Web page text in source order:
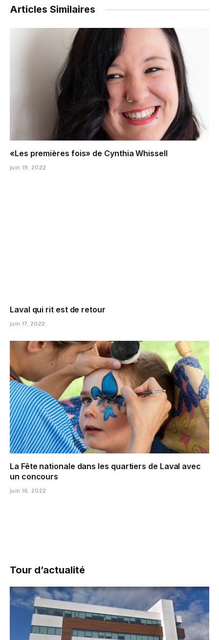
Articles Similaires
«Les premières fois» de Cynthia Whissell
juin 19, 2022
Laval qui rit est de retour
juin 17, 2022
La Fête nationale dans les quartiers de Laval avec
un concours
juin 16, 2022
Tour d’actualité